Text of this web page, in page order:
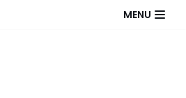
MENU